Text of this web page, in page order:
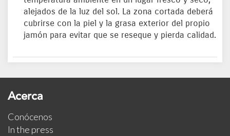
alejados de la luz del sol. La zona cortada deberá
cubrirse con la piel y la grasa exterior del propio
jamón para evitar que se reseque y pierda calidad.
Acerca
Conócenos
In the press